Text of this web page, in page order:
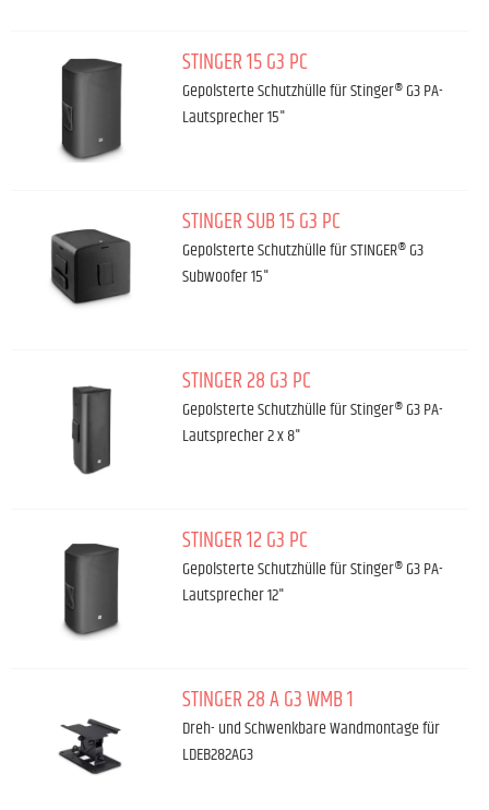
STINGER 15 G3 PC
Gepolsterte Schutzhülle für Stinger® G3 PA-
Lautsprecher 15"
STINGER SUB 15 G3 PC
Gepolsterte Schutzhülle für STINGER® G3
Subwoofer 15"
STINGER 28 G3 PC
Gepolsterte Schutzhülle für Stinger® G3 PA-
Lautsprecher 2 x 8"
STINGER 12 G3 PC
Gepolsterte Schutzhülle für Stinger® G3 PA-
Lautsprecher 12"
STINGER 28 A G3 WMB 1
Dreh- und Schwenkbare Wandmontage für
LDEB282AG3